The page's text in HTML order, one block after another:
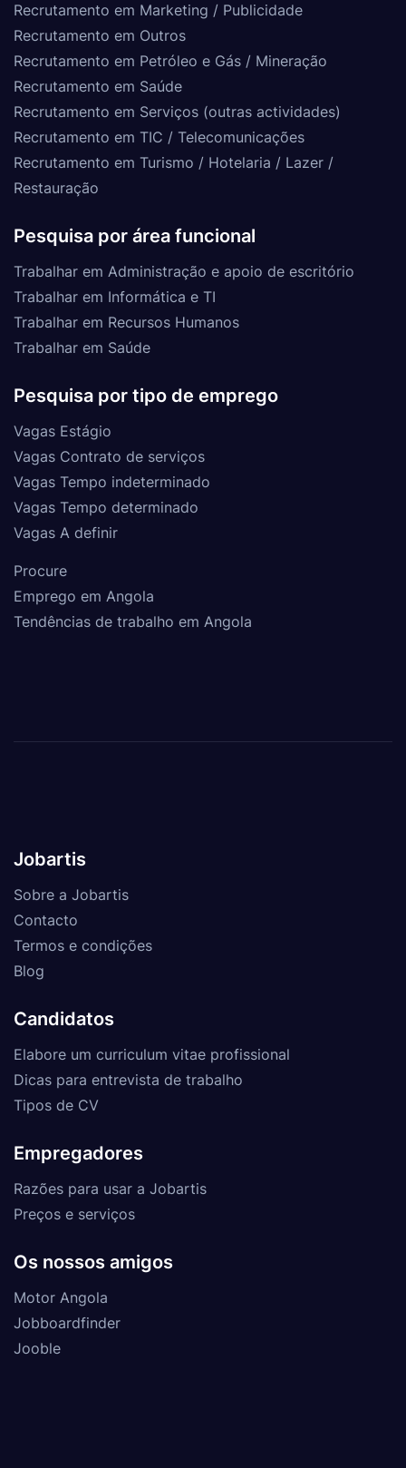
Recrutamento em Marketing / Publicidade
Recrutamento em Outros
Recrutamento em Petróleo e Gás / Mineração
Recrutamento em Saúde
Recrutamento em Serviços (outras actividades)
Recrutamento em TIC / Telecomunicações
Recrutamento em Turismo / Hotelaria / Lazer /
Restauração
Pesquisa por área funcional
Trabalhar em Administração e apoio de escritório
Trabalhar em Informática e TI
Trabalhar em Recursos Humanos
Trabalhar em Saúde
Pesquisa por tipo de emprego
Vagas Estágio
Vagas Contrato de serviços
Vagas Tempo indeterminado
Vagas Tempo determinado
Vagas A definir
Procure
Emprego em Angola
Tendências de trabalho em Angola
Jobartis
Sobre a Jobartis
Contacto
Termos e condições
Blog
Candidatos
Elabore um curriculum vitae profissional
Dicas para entrevista de trabalho
Tipos de CV
Empregadores
Razões para usar a Jobartis
Preços e serviços
Os nossos amigos
Motor Angola
Jobboardfinder
Jooble